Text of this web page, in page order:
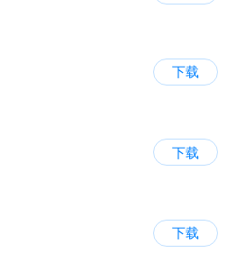
下载
下载
下载